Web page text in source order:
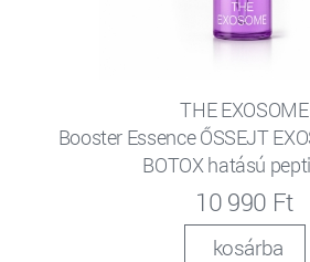
THE EXOSOME
Booster Essence ŐSSEJT
BOTOX hatású
10 990 Ft
kosárba